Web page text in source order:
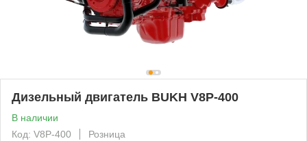
Дизельный двигатель BUKH V8P-400
В наличии
Код: V8P-400
Розница